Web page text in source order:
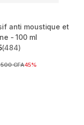
anti moustique et
- 100 ml
from 484 reviews
(484)
avant réduction
500 CFA45%